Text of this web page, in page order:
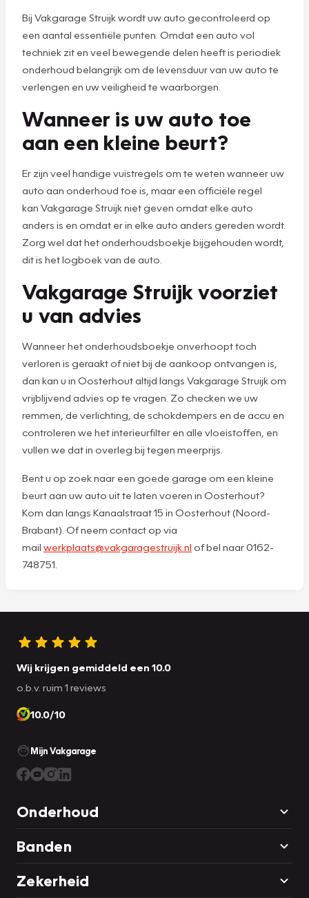
Bij Vakgarage Struijk wordt uw auto gecontroleerd op
een aantal essentiële punten. Omdat een auto vol
techniek zit en veel bewegende delen heeft is periodiek
onderhoud belangrijk om de levensduur van uw auto te
verlengen en uw veiligheid te waarborgen.
Wanneer is uw auto toe
aan een kleine beurt?
Er zijn veel handige vuistregels om te weten wanneer uw
auto aan onderhoud toe is, maar een officiële regel
kan Vakgarage Struijk niet geven omdat elke auto
anders is en omdat er in elke auto anders gereden wordt.
Zorg wel dat het onderhoudsboekje bijgehouden wordt,
dit is het logboek van de auto.
Vakgarage Struijk voorziet
u van advies
Wanneer het onderhoudsboekje onverhoopt toch
verloren is geraakt of niet bij de aankoop ontvangen is,
dan kan u in Oosterhout altijd langs Vakgarage Struijk om
vrijblijvend advies op te vragen. Zo checken we uw
remmen, de verlichting, de schokdempers en de accu en
controleren we het interieurfilter en alle vloeistoffen, en
vullen we dat in overleg bij tegen meerprijs.
Bent u op zoek naar een goede garage om een kleine
beurt aan uw auto uit te laten voeren in Oosterhout?
Kom dan langs Kanaalstraat 15 in Oosterhout (Noord-
Brabant). Of neem contact op via
mail werkplaats@vakgaragestruijk.nl of bel naar 0162-
748751.
Wij krijgen gemiddeld een 10.0
o.b.v. ruim 1 reviews
10.0/10
Mijn Vakgarage
Onderhoud
Banden
Zekerheid